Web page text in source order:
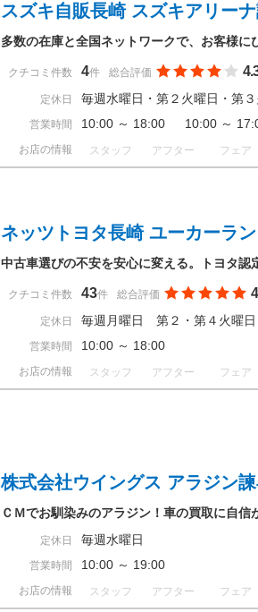
スズキ自販長崎 スズキアリー
多数の在庫と全国ネットワークで、お客様に
クチコミ件数 4件 総合評価
定休日 毎週水曜日・第２火曜日・第３
営業時間 10:00 ～ 18:00 10:00 ～
お店の情報 スタッフ アフター フェア
ネッツトヨタ長崎 ユーカーラ
中古車選びの不安を安心に変える。トヨタ
クチコミ件数 43件 総合評価
定休日 毎週月曜日 第２・第４火曜日
営業時間 10:00 ～ 18:00
お店の情報 スタッフ アフター フェア
株式会社ウイングス アラジン
ＣＭでお馴染みのアラジン！車の買取に自
定休日 毎週水曜日
営業時間 10:00 ～ 19:00
お店の情報 スタッフ アフター フェア